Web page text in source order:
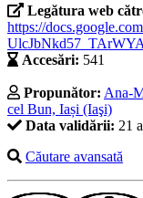
Legătura web
https://
Accesări: 541
Propunător: Ana-
cel Bun, Iași (Iaşi)
Data validării: 21
Căutare avansată